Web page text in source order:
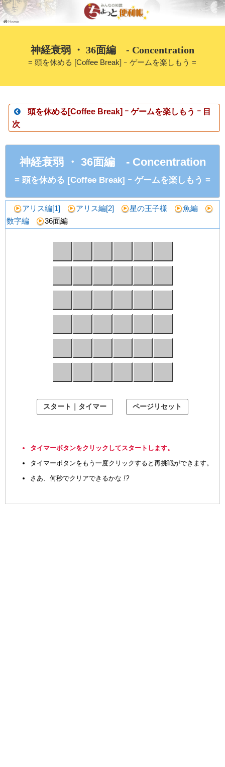
神経衰弱 ・ 36面編 - Concentration
= 頭を休める [Coffee Break] ｰ ゲームを楽しもう =
頭を休める[Coffee Break] ｰ ゲームを楽しもう ｰ 目
次
神経衰弱 ・ 36面編 - Concentration
= 頭を休める [Coffee Break] ｰ ゲームを楽しもう =
アリス編[1] アリス編[2] 星の王子様
魚編
数字編
36面編
タイマーボタンをクリックしてスタートします。
タイマーボタンをもう一度クリックすると再挑戦ができます。
さあ、何秒でクリアできるかな !?